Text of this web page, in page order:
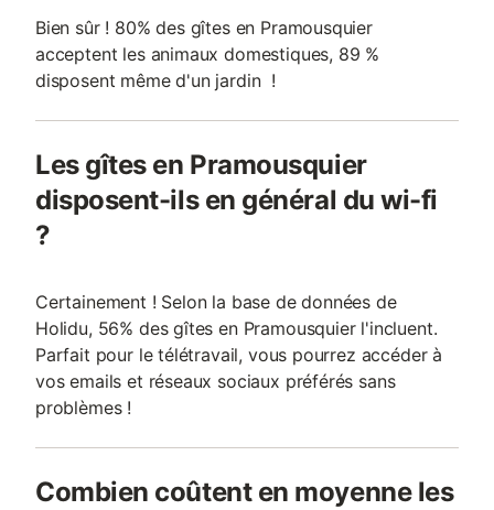
Bien sûr ! 80% des gîtes en Pramousquier
acceptent les animaux domestiques, 89 %
disposent même d'un jardin !
Les gîtes en Pramousquier
disposent-ils en général du wi-fi
?
Certainement ! Selon la base de données de
Holidu, 56% des gîtes en Pramousquier l'incluent.
Parfait pour le télétravail, vous pourrez accéder à
vos emails et réseaux sociaux préférés sans
problèmes !
Combien coûtent en moyenne les